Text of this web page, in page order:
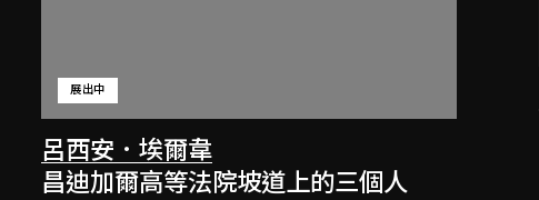
呂西安．埃爾韋
展出中
昌迪加爾高等法院坡道上的三個人